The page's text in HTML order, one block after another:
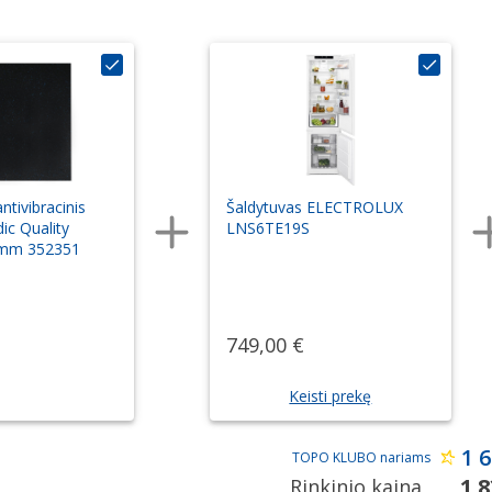
Quality
352351
Šaldytuvas ELECTROLUX
LNS6TE19S
749,00 €
Keisti prekę
TOPO KLUBO nariams 1
Rinkinio kaina